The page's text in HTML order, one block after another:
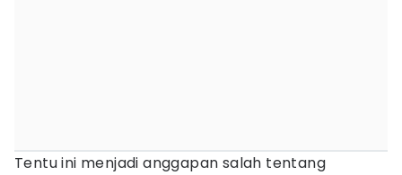
Tentu ini menjadi anggapan salah tentang